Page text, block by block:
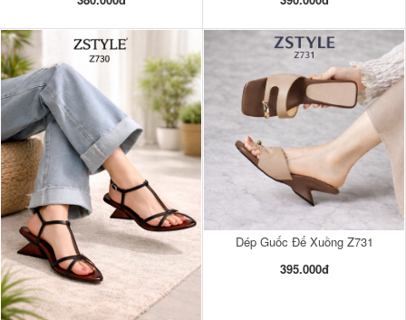
Dép Guốc Đế Xuồng Z731
395.000đ